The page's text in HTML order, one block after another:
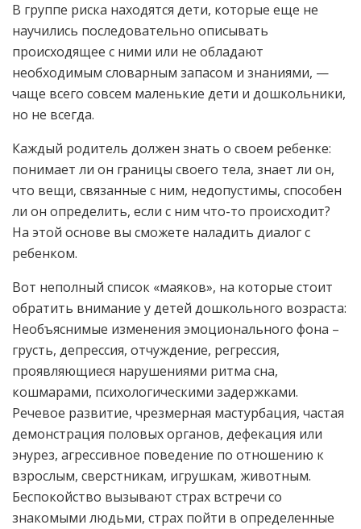
В группе риска находятся дети, которые еще не
научились последовательно описывать
происходящее с ними или не обладают
необходимым словарным запасом и знаниями, —
чаще всего совсем маленькие дети и дошкольники,
но не всегда.
Каждый родитель должен знать о своем ребенке:
понимает ли он границы своего тела, знает ли он,
что вещи, связанные с ним, недопустимы, способен
ли он определить, если с ним что-то происходит?
На этой основе вы сможете наладить диалог с
ребенком.
Вот неполный список «маяков», на которые стоит
обратить внимание у детей дошкольного возраста:
Необъяснимые изменения эмоционального фона –
грусть, депрессия, отчуждение, регрессия,
проявляющиеся нарушениями ритма сна,
кошмарами, психологическими задержками.
Речевое развитие, чрезмерная мастурбация, частая
демонстрация половых органов, дефекация или
энурез, агрессивное поведение по отношению к
взрослым, сверстникам, игрушкам, животным.
Беспокойство вызывают страх встречи со
знакомыми людьми, страх пойти в определенные